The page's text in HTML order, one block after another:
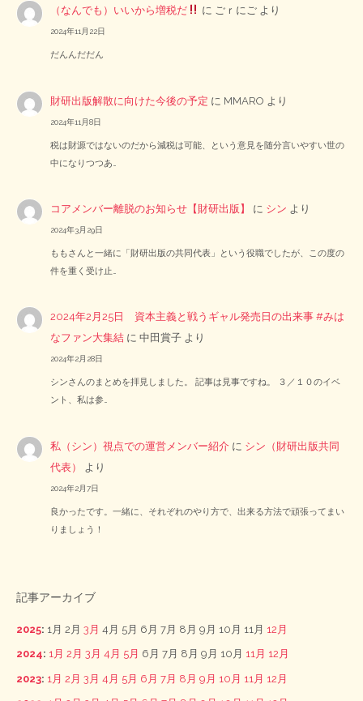
（なんでも）いいから増税だ に ごｒにご より
2024年11月22日
だんんだだん
財研出版解散に向けた今後の予定 に MMARO より
2024年11月8日
税は財源ではないのだから減税は可能、という意見を随分言いやすい世の
中になりつつあ…
コアメンバー離脱のお知らせ【財研出版】 に シン より
2024年3月29日
ももさんと一緒に「財研出版の共同代表」という役職でしたが、この度の
件を重く受け止…
2024年2月25日 資本主義と戦うギャル発売日の出来事 #みは
なファン大集結 に中田賞子 より
2024年2月28日
シンさんのまとめを拝見しました。 記事は見事ですね。 ３／１０のイベ
ント、私は参…
私（シン）視点での運営メンバー紹介 に シン（財研出版共同
代表）
より
2024年2月7日
良かったです。一緒に、それぞれのやり方で、出来る方法で頑張ってまい
りましょう！
記事アーカイブ
2025: 1月 2月 3月 4月 5月 6月 7月 8月 9月 10月 11月 12月
2024: 1月 2月 3月 4月 5月 6月 7月 8月 9月 10月 11月 12月
2023: 1月 2月 3月 4月 5月 6月 7月 8月 9月 10月 11月 12月